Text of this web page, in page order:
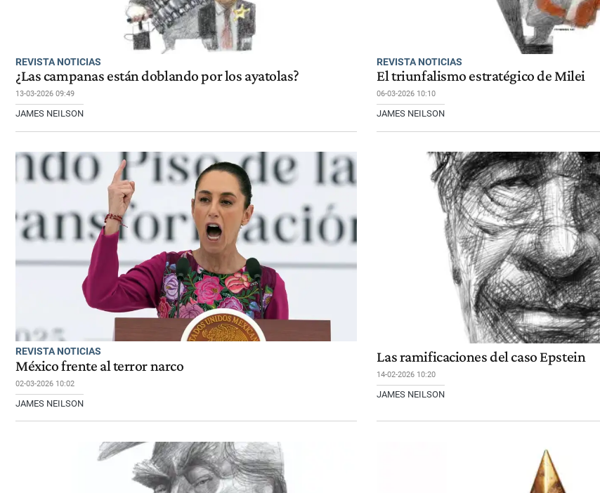
REVISTA NOTICIAS
¿Las campanas están doblando por los ayatolas?
13-03-2026 09:49
JAMES NEILSON
REVISTA NOTICIAS
El triunfalismo estratégico de Milei
06-03-2026 10:10
JAMES NEILSON
REVISTA NOTICIAS
México frente al terror narco
02-03-2026 10:02
JAMES NEILSON
Las ramificaciones del caso Epstein
14-02-2026 10:20
JAMES NEILSON